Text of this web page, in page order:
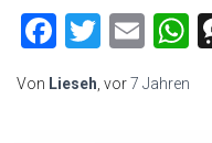
Facebook
Twitter
Von Lieseh, vor7 Jahren